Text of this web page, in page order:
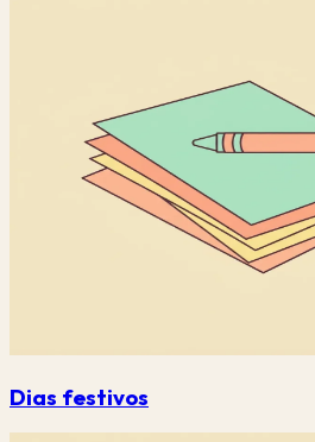
Dias festivos